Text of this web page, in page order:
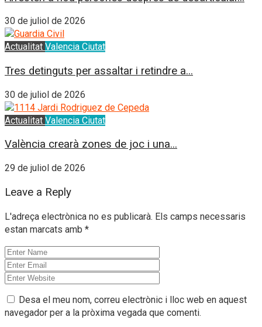
30 de juliol de 2026
Actualitat Valencia Ciutat
Tres detinguts per assaltar i retindre a...
30 de juliol de 2026
Actualitat Valencia Ciutat
València crearà zones de joc i una...
29 de juliol de 2026
Leave a Reply
L'adreça electrònica no es publicarà. Els camps necessaris
estan marcats amb *
Desa el meu nom, correu electrònic i lloc web en aquest
navegador per a la pròxima vegada que comenti.